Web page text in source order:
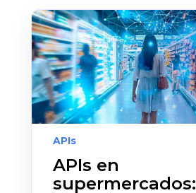
APIs
APIs en
supermercados: